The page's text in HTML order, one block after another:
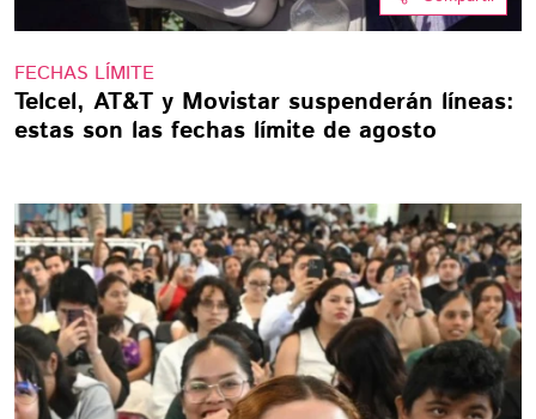
FECHAS LÍMITE
Telcel, AT&T y Movistar suspenderán líneas:
estas son las fechas límite de agosto